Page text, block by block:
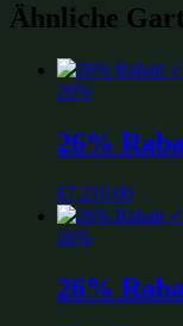
Ähnliche
26%
26%
€7,219.00
26%
26%